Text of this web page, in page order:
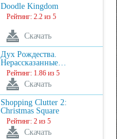
Doodle Kingdom
Рейтинг: 2.2 из 5
Скачать
Дух Рождества.
Нерассказанные…
Рейтинг: 1.86 из 5
Скачать
Shopping Clutter 2:
Christmas Square
Рейтинг: 2 из 5
Скачать